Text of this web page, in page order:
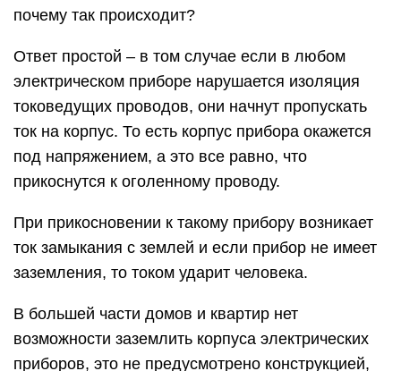
почему так происходит?
Ответ простой – в том случае если в любом
электрическом приборе нарушается изоляция
токоведущих проводов, они начнут пропускать
ток на корпус. То есть корпус прибора окажется
под напряжением, а это все равно, что
прикоснутся к оголенному проводу.
При прикосновении к такому прибору возникает
ток замыкания с землей и если прибор не имеет
заземления, то током ударит человека.
В большей части домов и квартир нет
возможности заземлить корпуса электрических
приборов, это не предусмотрено конструкцией,